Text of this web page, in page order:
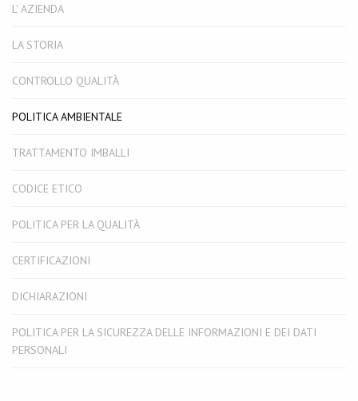
L' AZIENDA
LA STORIA
CONTROLLO QUALITÀ
POLITICA AMBIENTALE
TRATTAMENTO IMBALLI
CODICE ETICO
POLITICA PER LA QUALITÀ
CERTIFICAZIONI
DICHIARAZIONI
POLITICA PER LA SICUREZZA DELLE INFORMAZIONI E DEI DATI
PERSONALI